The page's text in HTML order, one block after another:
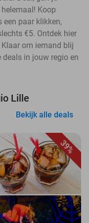
Koop
een paar klikken,
€5. Ontdek hier
om iemand blij
in jouw regio en
Lille
Bekijk alle deals
39%